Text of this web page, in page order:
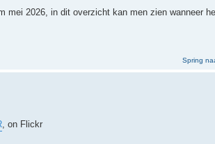
mei 2026, in dit overzicht kan men zien wanneer
Spring
, on Flickr